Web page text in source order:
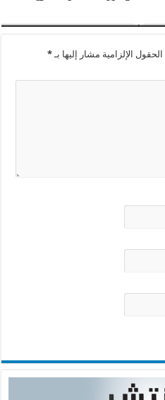
الحقول الإلزامية مشار إليها بـ*